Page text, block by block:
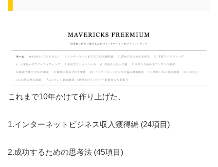
これまで10年かけて作り上げた、
1.インターネットビジネス収入獲得編 (24項目)
2.成功するための思考法 (45項目)